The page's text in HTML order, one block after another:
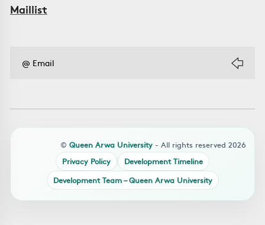
Maillist
© Queen Arwa University - All rights reserved 2026
Privacy Policy
Development Timeline
Development Team – Queen Arwa University